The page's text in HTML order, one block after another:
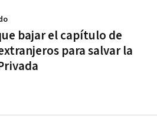
bajar el capítulo de
para salvar la